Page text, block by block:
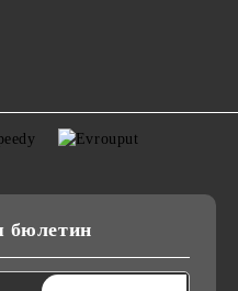
бюлетин